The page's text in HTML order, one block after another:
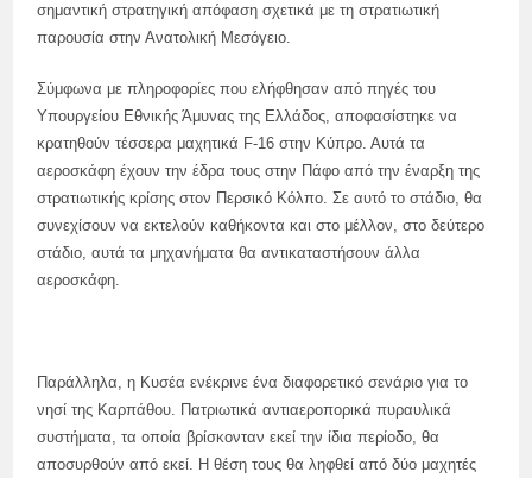
σημαντική στρατηγική απόφαση σχετικά με τη στρατιωτική
παρουσία στην Ανατολική Μεσόγειο.
Σύμφωνα με πληροφορίες που ελήφθησαν από πηγές του
Υπουργείου Εθνικής Άμυνας της Ελλάδος, αποφασίστηκε να
κρατηθούν τέσσερα μαχητικά F-16 στην Κύπρο. Αυτά τα
αεροσκάφη έχουν την έδρα τους στην Πάφο από την έναρξη της
στρατιωτικής κρίσης στον Περσικό Κόλπο. Σε αυτό το στάδιο, θα
συνεχίσουν να εκτελούν καθήκοντα και στο μέλλον, στο δεύτερο
στάδιο, αυτά τα μηχανήματα θα αντικαταστήσουν άλλα
αεροσκάφη.
Παράλληλα, η Κυσέα ενέκρινε ένα διαφορετικό σενάριο για το
νησί της Καρπάθου. Πατριωτικά αντιαεροπορικά πυραυλικά
συστήματα, τα οποία βρίσκονταν εκεί την ίδια περίοδο, θα
αποσυρθούν από εκεί. Η θέση τους θα ληφθεί από δύο μαχητές